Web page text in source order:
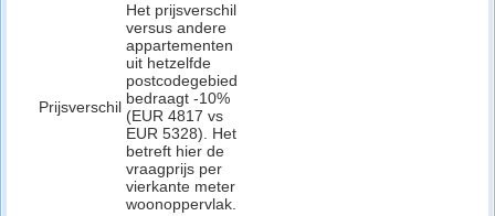
Prijsverschil
Het prijsverschil
versus andere
appartementen
uit hetzelfde
postcodegebied
bedraagt -10%
(EUR 4817 vs
EUR 5328). Het
betreft hier de
vraagprijs per
vierkante meter
woonoppervlak.